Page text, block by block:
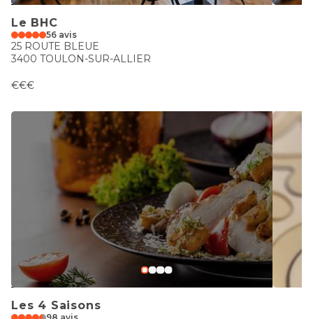
Le BHC
56 avis
25 ROUTE BLEUE
3400 TOULON-SUR-ALLIER
€€€
Les 4 Saisons